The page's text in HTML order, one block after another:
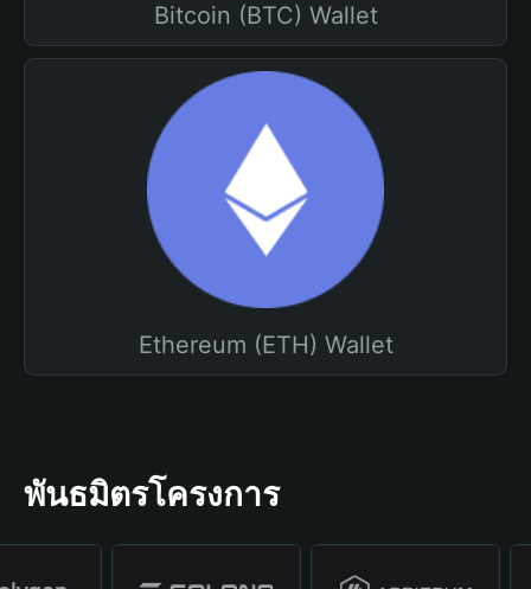
Bitcoin (BTC) Wallet
Ethereum (ETH) Wallet
พันธมิตรโครงการ